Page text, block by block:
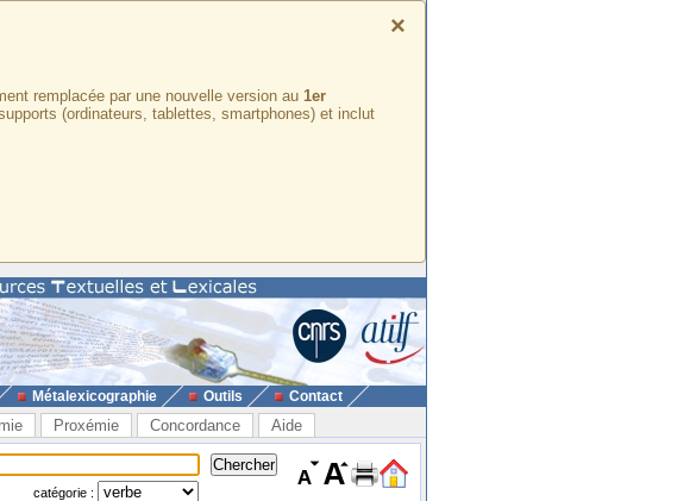
×
remplacée par une nouvelle version au 1er
(ordinateurs, tablettes, smartphones) et inclut
Métalexicographie Outils Contact
Proxémie Concordance Aide
catégorie :